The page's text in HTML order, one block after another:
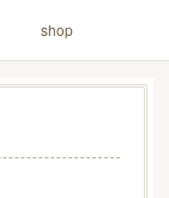
shop